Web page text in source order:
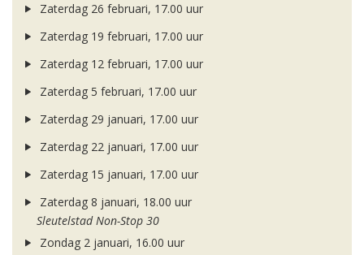
Zaterdag 26 februari, 17.00 uur
Zaterdag 19 februari, 17.00 uur
Zaterdag 12 februari, 17.00 uur
Zaterdag 5 februari, 17.00 uur
Zaterdag 29 januari, 17.00 uur
Zaterdag 22 januari, 17.00 uur
Zaterdag 15 januari, 17.00 uur
Zaterdag 8 januari, 18.00 uur
Sleutelstad Non-Stop 30
Zondag 2 januari, 16.00 uur